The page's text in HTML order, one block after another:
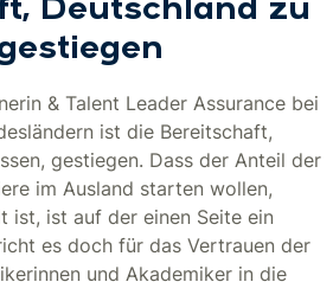
Deutschland zu
& Talent Leader Assurance bei
ist die Bereitschaft,
gestiegen. Dass der Anteil der
im Ausland starten wollen,
ist, ist auf der einen Seite ein
es doch für das Vertrauen der
und Akademiker in die